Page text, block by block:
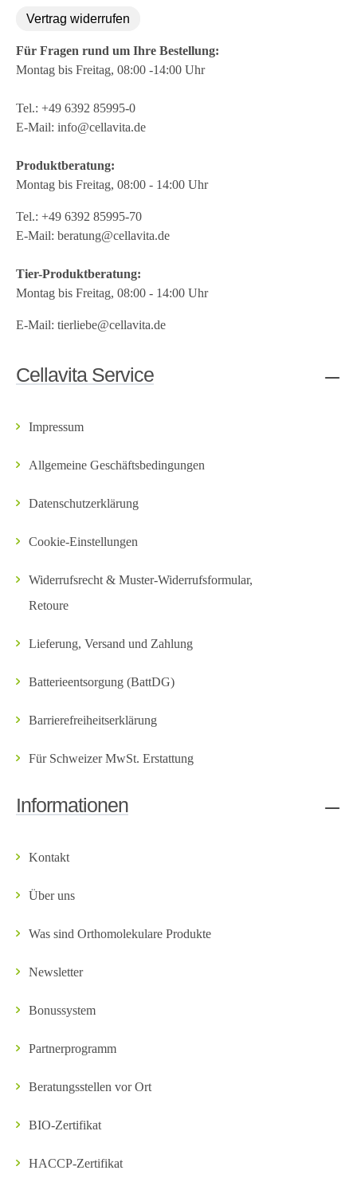
Vertrag widerrufen
Für Fragen rund um Ihre Bestellung:
Montag bis Freitag, 08:00 -14:00 Uhr
Tel.: +49 6392 85995-0
E-Mail: info@cellavita.de
Produktberatung:
Montag bis Freitag, 08:00 - 14:00 Uhr
Tel.: +49 6392 85995-70
E-Mail: beratung@cellavita.de
Tier-Produktberatung:
Montag bis Freitag, 08:00 - 14:00 Uhr
E-Mail: tierliebe@cellavita.de
Cellavita Service
Impressum
Allgemeine Geschäftsbedingungen
Datenschutzerklärung
Cookie-Einstellungen
Widerrufsrecht & Muster-Widerrufsformular,
Retoure
Lieferung, Versand und Zahlung
Batterieentsorgung (BattDG)
Barrierefreiheitserklärung
Für Schweizer MwSt. Erstattung
Informationen
Kontakt
Über uns
Was sind Orthomolekulare Produkte
Newsletter
Bonussystem
Partnerprogramm
Beratungsstellen vor Ort
BIO-Zertifikat
HACCP-Zertifikat